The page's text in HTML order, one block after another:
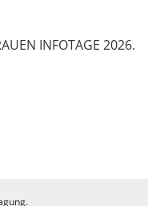
INFOTAGE 2026.